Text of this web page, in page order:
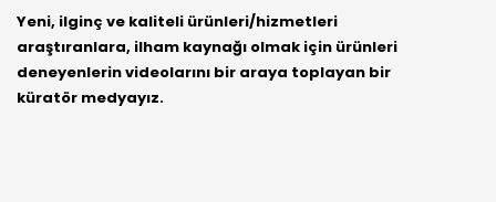
Yeni, ilginç ve kaliteli ürünleri/hizmetleri
araştıranlara, ilham kaynağı olmak için ürünleri
deneyenlerin videolarını bir araya toplayan bir
küratör medyayız.